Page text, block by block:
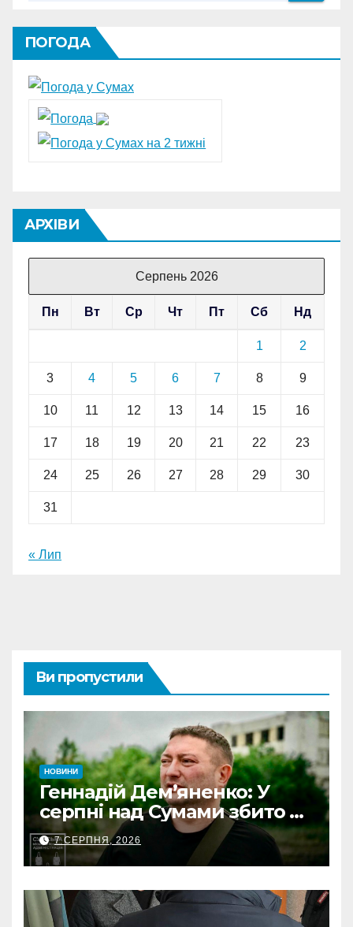
ПОГОДА
АРХІВИ
Серпень 2026
Пн Вт Ср Чт Пт Сб Нд
1 2
3 4 5 6 7 8 9
10 11 12 13 14 15 16
17 18 19 20 21 22 23
24 25 26 27 28 29 30
31
« Лип
Ви пропустили
НОВИНИ
Геннадій Дем’яненко: У
серпні над Сумами збито 6
КАБів
7 СЕРПНЯ, 2026